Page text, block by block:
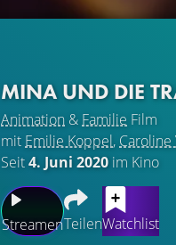
MINA UND DIE
Animation & Familie Film
mit Emilie Koppel, Caroline
Seit4. Juni 2020 im Kino
StreamenTeilenWatchlist